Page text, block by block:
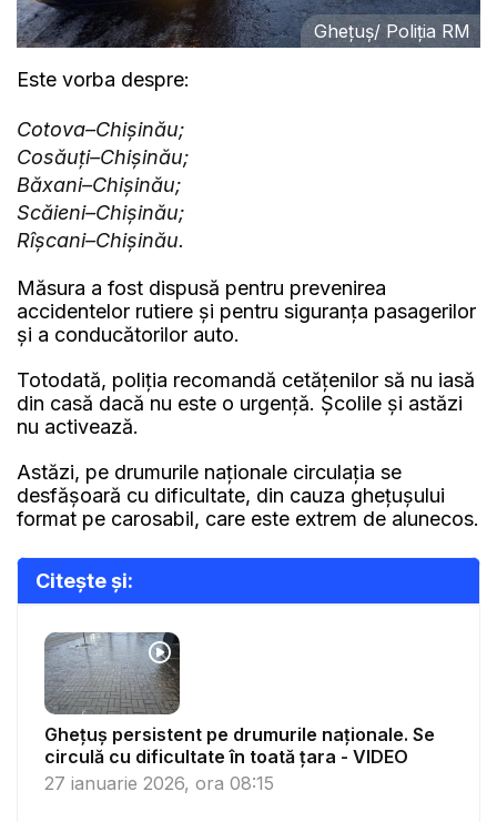
Ghețuș/ Poliția RM
Este vorba despre:
Cotova–Chișinău;
Cosăuți–Chișinău;
Băxani–Chișinău;
Scăieni–Chișinău;
Rîșcani–Chișinău.
Măsura a fost dispusă pentru prevenirea
accidentelor rutiere și pentru siguranța pasagerilor
și a conducătorilor auto.
Totodată, poliția recomandă cetățenilor să nu iasă
din casă dacă nu este o urgență. Școlile și astăzi
nu activează.
Astăzi, pe drumurile naționale circulația se
desfășoară cu dificultate, din cauza ghețușului
format pe carosabil, care este extrem de alunecos.
Citește și:
Ghețuș persistent pe drumurile naționale. Se
circulă cu dificultate în toată țara - VIDEO
27 ianuarie 2026, ora 08:15